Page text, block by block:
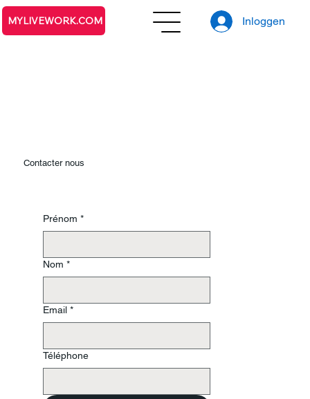
MYLIVEWORK.COM Inloggen
Contacter nous
Prénom *
Nom *
Email *
Téléphone